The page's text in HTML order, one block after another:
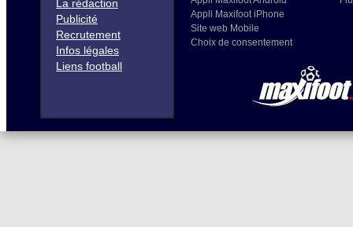
La rédaction
Publicité
Recrutement
Infos légales
Liens football
Appli Maxifoot iPhone
Site web Mobile
Choix de consentement